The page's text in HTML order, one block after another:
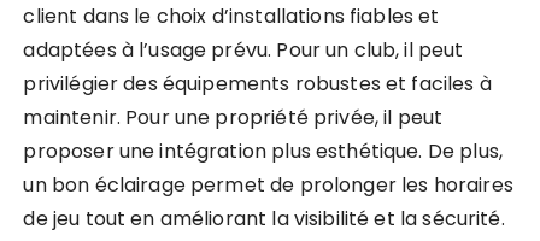
client dans le choix d’installations fiables et
adaptées à l’usage prévu. Pour un club, il peut
privilégier des équipements robustes et faciles à
maintenir. Pour une propriété privée, il peut
proposer une intégration plus esthétique. De plus,
un bon éclairage permet de prolonger les horaires
de jeu tout en améliorant la visibilité et la sécurité.